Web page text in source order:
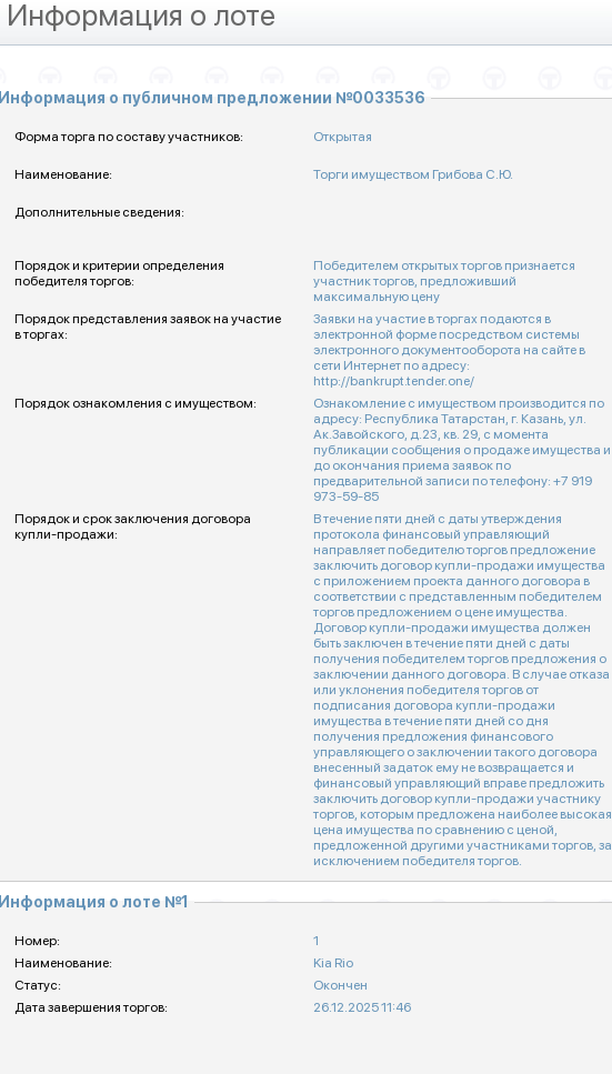
Информация о лоте
Информация о публичном предложении №0033536
Форма торга по составу участников: Открытая
Наименование: Торги имуществом Грибова С.Ю.
Дополнительные сведения:
Порядок и критерии определения
победителя торгов:
Победителем открытых торгов признается
участник торгов, предложивший
максимальную цену
Порядок представления заявок на участие
в торгах:
Заявки на участие в торгах подаются в
электронной форме посредством системы
электронного документооборота на сайте в
сети Интернет по адресу:
http://bankrupt.tender.one/
Порядок ознакомления с имуществом:
Ознакомление с имуществом производится по
адресу: Республика Татарстан, г. Казань, ул.
Ак.Завойского, д.23, кв. 29, с момента
публикации сообщения о продаже имущества и
до окончания приема заявок по
предварительной записи по телефону: +7 919
973-59-85
Порядок и срок заключения договора
купли-продажи:
В течение пяти дней с даты утверждения
протокола финансовый управляющий
направляет победителю торгов предложение
заключить договор купли-продажи имущества
с приложением проекта данного договора в
соответствии с представленным победителем
торгов предложением о цене имущества.
Договор купли-продажи имущества должен
быть заключен в течение пяти дней с даты
получения победителем торгов предложения о
заключении данного договора. В случае отказа
или уклонения победителя торгов от
подписания договора купли-продажи
имущества в течение пяти дней со дня
получения предложения финансового
управляющего о заключении такого договора
внесенный задаток ему не возвращается и
финансовый управляющий вправе предложить
заключить договор купли-продажи участнику
торгов, которым предложена наиболее высокая
цена имущества по сравнению с ценой,
предложенной другими участниками торгов, за
исключением победителя торгов.
Информация о лоте №1
Номер: 1
Наименование:
Kia Rio
Статус:
Окончен
Дата завершения торгов:
26.12.2025 11:46